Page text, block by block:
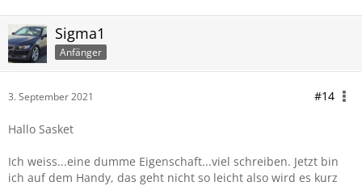
Sigma1
Anfänger
3. September 2021 #14
Hallo Sasket
Ich weiss...eine dumme Eigenschaft...viel schreiben. Jetzt bin
ich auf dem Handy, das geht nicht so leicht also wird es kurz